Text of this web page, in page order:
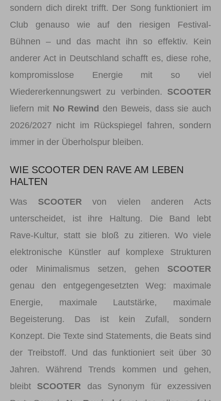
sondern dich direkt trifft. Der Song funktioniert im
Club genauso wie auf den riesigen Festival-
Bühnen – und das macht ihn so effektiv. Kein
anderer Act in Deutschland schafft es, diese rohe,
kompromisslose Energie mit so viel
Wiedererkennungswert zu verbinden. SCOOTER
liefern mit No Rewind den Beweis, dass sie auch
2026/2027 nicht im Rückspiegel fahren, sondern
immer in der Überholspur bleiben.
WIE SCOOTER DEN RAVE AM LEBEN
HALTEN
Was SCOOTERvon vielen anderen Acts
unterscheidet, ist ihre Haltung. Die Band lebt
Rave-Kultur, statt sie bloß zu zitieren. Wo viele
elektronische Künstler auf komplexe Strukturen
oder Minimalismus setzen, gehen SCOOTER
genau den entgegengesetzten Weg: maximale
Energie, maximale Lautstärke, maximale
Begeisterung. Das ist kein Zufall, sondern
Konzept. Die Texte sind Statements, die Beats sind
der Treibstoff. Und das funktioniert seit über 30
Jahren. Während Trends kommen und gehen,
bleibt SCOOTER das Synonym für exzessiven